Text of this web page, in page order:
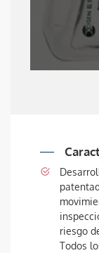
riesgo
Todos